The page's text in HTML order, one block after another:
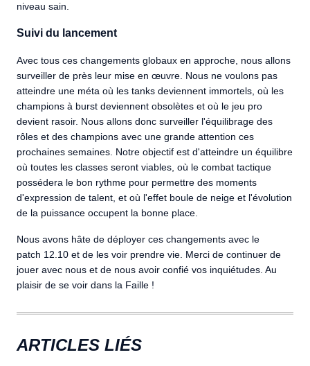
niveau sain.
Suivi du lancement
Avec tous ces changements globaux en approche, nous allons
surveiller de près leur mise en œuvre. Nous ne voulons pas
atteindre une méta où les tanks deviennent immortels, où les
champions à burst deviennent obsolètes et où le jeu pro
devient rasoir. Nous allons donc surveiller l'équilibrage des
rôles et des champions avec une grande attention ces
prochaines semaines. Notre objectif est d'atteindre un équilibre
où toutes les classes seront viables, où le combat tactique
possédera le bon rythme pour permettre des moments
d'expression de talent, et où l'effet boule de neige et l'évolution
de la puissance occupent la bonne place.
Nous avons hâte de déployer ces changements avec le
patch 12.10 et de les voir prendre vie. Merci de continuer de
jouer avec nous et de nous avoir confié vos inquiétudes. Au
plaisir de se voir dans la Faille !
ARTICLES LIÉS